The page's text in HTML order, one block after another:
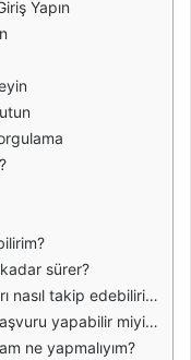
Yapın
sürer?
nasıl takip edebilirim?
yapabilir miyim?
ne yapmalıyım?